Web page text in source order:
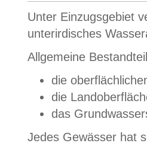
Unter Einzugsgebiet
unterirdisches
Allgemeine
die
die
das
Jedes Gewässer hat